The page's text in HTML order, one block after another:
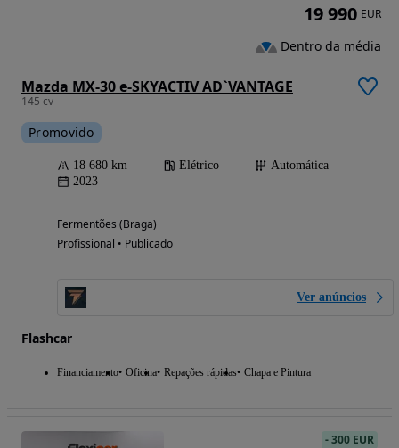
Mazda MX-30 e-SKYACTIV AD`VANTAGE
145 cv
Promovido
18 680 km Elétrico
Automática
2023
Fermentões (Braga)
Profissional • Publicado
Ver anúncios
Flashcar
Financiamento Oficina Repações rápidas Chapa e Pintura
19 990 EUR
Dentro da média
-300 EUR